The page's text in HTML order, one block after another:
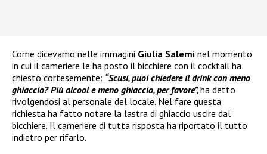
Come dicevamo nelle immagini Giulia Salemi nel momento
in cui il cameriere le ha posto il bicchiere con il cocktail ha
chiesto cortesemente: “Scusi, puoi chiedere il drink con meno
ghiaccio? Più alcool e meno ghiaccio, per favore”,ha detto
rivolgendosi al personale del locale. Nel fare questa
richiesta ha fatto notare la lastra di ghiaccio uscire dal
bicchiere. Il cameriere di tutta risposta ha riportato il tutto
indietro per rifarlo.